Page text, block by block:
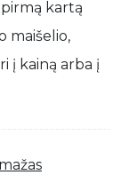
kartą
maišelio,
į kainą arba į